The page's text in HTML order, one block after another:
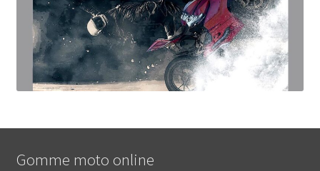
Gomme moto online